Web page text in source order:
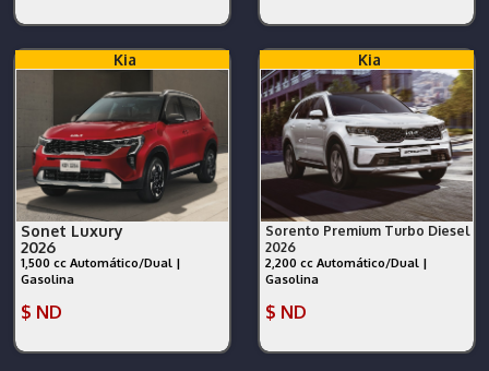
Kia
Sonet Luxury
2026
1,500 cc Automático/Dual |
Gasolina
$ ND
Kia
Sorento Premium Turbo Diesel
2026
2,200 cc Automático/Dual |
Gasolina
$ ND